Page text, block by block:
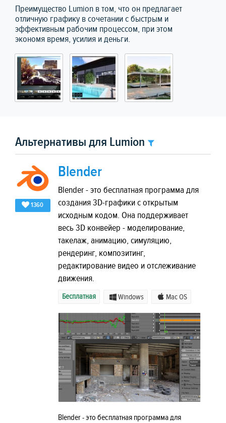
Преимущество Lumion в том, что он предлагает
отличную графику в сочетании с быстрым и
эффективным рабочим процессом, при этом
экономя время, усилия и деньги.
Альтернативы для Lumion
1360
Blender
Blender - это бесплатная программа для
создания 3D-графики с открытым
исходным кодом. Она поддерживает
весь 3D конвейер - моделирование,
такелаж, анимацию, симуляцию,
рендеринг, композитинг,
редактирование видео и отслеживание
движения.
Бесплатная Windows Mac OS
Blender - это бесплатная программа для